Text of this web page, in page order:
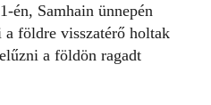
én, Samhain ünnepén
földre visszatérő holtak
a földön ragadt